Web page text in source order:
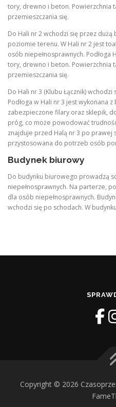
tory, drewno i beton. Powierzchnia
przemieszczania się.
Do Hali nr 2 wchodzi się przez
poziomie terenu. W Hali nr 2 jest
osób niepełnosprawnych.
tory, drewno i beton. Powierzchnia
przemieszczania się.
Do Hali nr 3 (Klubu Łącznik)
Podłoga w Hali nr 3 jest wykonana
zabezpieczone filary oraz sklepik,
próg, co może powodować
znajduje przed Halą nr 3 po prawej
przystosowana do potrzeb osób
Budynek biurowy
Do budynku biurowego prowadzą
niepełnosprawnych. Na parterze,
dla osób niepełnosprawnych.
wchodzi się po schodach. W
Copyright © 2026